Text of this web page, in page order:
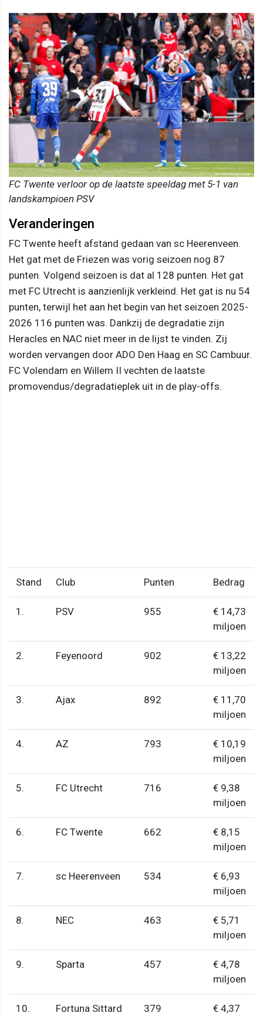
FC Twente verloor op de laatste speeldag met 5-1 van
landskampioen PSV
Veranderingen
FC Twente heeft afstand gedaan van sc Heerenveen.
Het gat met de Friezen was vorig seizoen nog 87
punten. Volgend seizoen is dat al 128 punten. Het gat
met FC Utrecht is aanzienlijk verkleind. Het gat is nu 54
punten, terwijl het aan het begin van het seizoen 2025-
2026 116 punten was. Dankzij de degradatie zijn
Heracles en NAC niet meer in de lijst te vinden. Zij
worden vervangen door ADO Den Haag en SC Cambuur.
FC Volendam en Willem II vechten de laatste
promovendus/degradatieplek uit in de play-offs.
Stand Club Punten Bedrag
1. PSV 955
€ 14,73
miljoen
2. Feyenoord 902
€ 13,22
miljoen
3. Ajax 892
€ 11,70
miljoen
4. AZ 793
€ 10,19
miljoen
5. FC Utrecht 716
€ 9,38
miljoen
6. FC Twente 662
€ 8,15
miljoen
7. sc Heerenveen 534
€ 6,93
miljoen
8. NEC 463
€ 5,71
miljoen
9. Sparta 457
€ 4,78
miljoen
10. Fortuna Sittard 379
€ 4,37